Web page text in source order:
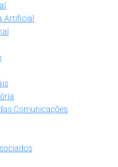
Artificial
Comunicações